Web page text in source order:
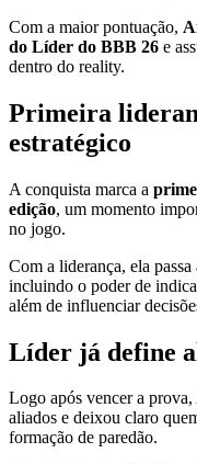
Com a maior pontuação,
do Líder do BBB 26 e
dentro do reality.
Primeira
estratégico
A conquista marca a
edição, um momento
no jogo.
Com a liderança, ela passa
incluindo o poder de
além de influenciar
Líder já define
Logo após vencer a
aliados e deixou claro
formação de paredão.